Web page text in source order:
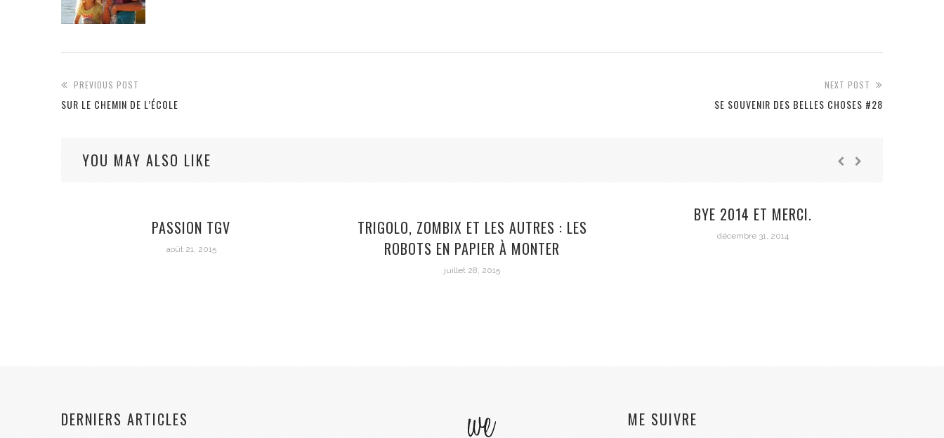
PREVIOUS POST
SUR LE CHEMIN DE L’ÉCOLE
NEXT POST
SE SOUVENIR DES BELLES CHOSES #28
YOU MAY ALSO LIKE
PASSION TGV
août 21, 2015
TRIGOLO, ZOMBIX ET LES AUTRES : LES
ROBOTS EN PAPIER À MONTER
juillet 28, 2015
BYE 2014 ET MERCI.
décembre 31, 2014
DERNIERS ARTICLES ME SUIVRE